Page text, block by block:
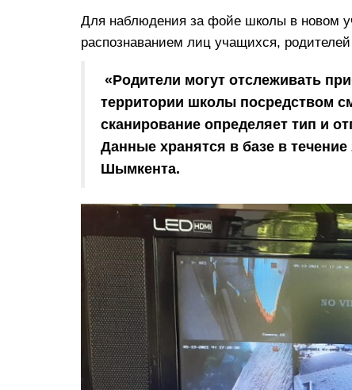
Для наблюдения за фойе школы в новом
распознаванием лиц учащихся,
«Родители могут отслеживать
территории школы посредством
сканирование определяет тип и
Данные хранятся в базе в
Шымкента.